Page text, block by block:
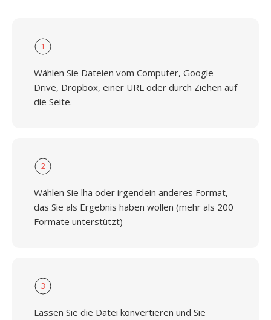
1
Wählen Sie Dateien vom Computer, Google
Drive, Dropbox, einer URL oder durch Ziehen auf
die Seite.
2
Wählen Sie lha oder irgendein anderes Format,
das Sie als Ergebnis haben wollen (mehr als 200
Formate unterstützt)
3
Lassen Sie die Datei konvertieren und Sie